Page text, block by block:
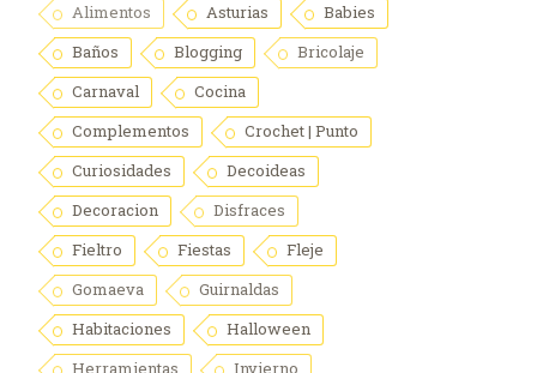
Alimentos Asturias
Babies
Baños
Blogging
Bricolaje
Carnaval
Cocina
Complementos
Crochet | Punto
Curiosidades
Decoideas
Decoracion
Disfraces
Fieltro
Fiestas
Fleje
Gomaeva
Guirnaldas
Habitaciones
Halloween